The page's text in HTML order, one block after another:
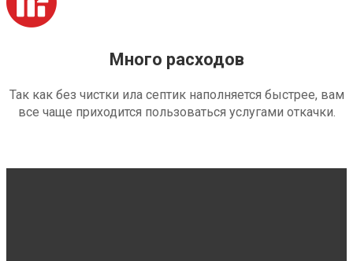
Много расходов
Так как без чистки ила септик наполняется быстрее, вам
все чаще приходится пользоваться услугами откачки.